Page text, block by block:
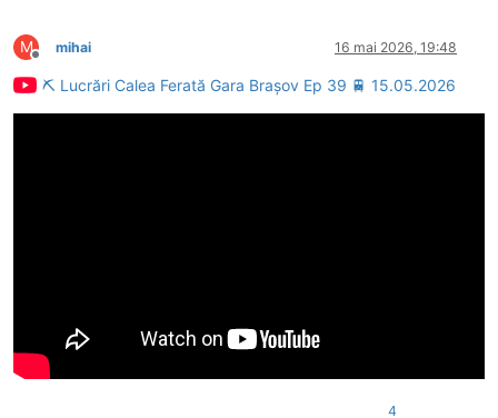
M
Deconectat
mihai 16 mai 2026, 19:48
⛏ Lucrări Calea Ferată Gara Brașov Ep 39 🚆 15.05.2026
4